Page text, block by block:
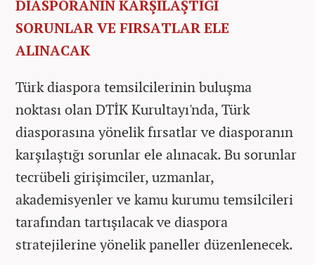
DİASPORANIN KARŞILAŞTIĞI
SORUNLAR VE FIRSATLAR ELE
ALINACAK
Türk diaspora temsilcilerinin buluşma
noktası olan DTİK Kurultayı'nda, Türk
diasporasına yönelik fırsatlar ve diasporanın
karşılaştığı sorunlar ele alınacak. Bu sorunlar
tecrübeli girişimciler, uzmanlar,
akademisyenler ve kamu kurumu temsilcileri
tarafından tartışılacak ve diaspora
stratejilerine yönelik paneller düzenlenecek.